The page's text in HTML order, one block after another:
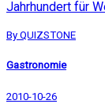
Jahrhundert für
By QUIZSTONE
Gastronomie
2010-10-26